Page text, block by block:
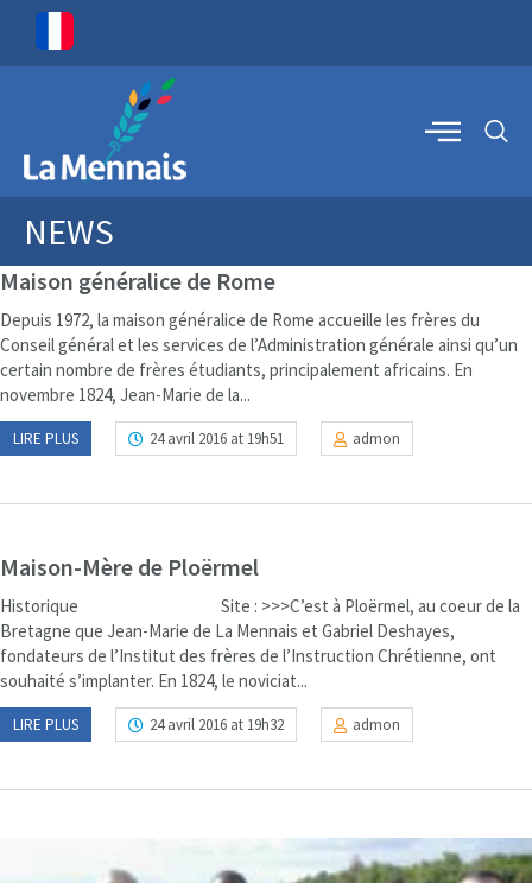
NEWS
Maison généralice de Rome
Depuis 1972, la maison généralice de Rome accueille les frères du
Conseil général et les services de l’Administration générale ainsi qu’un
certain nombre de frères étudiants, principalement africains. En
novembre 1824, Jean-Marie de la...
LIRE PLUS 24 avril 2016 at 19h51 admon
Maison-Mère de Ploërmel
Historique Site : >>>C’est à Ploërmel, au coeur de la
Bretagne que Jean-Marie de La Mennais et Gabriel Deshayes,
fondateurs de l’Institut des frères de l’Instruction Chrétienne, ont
souhaité s’implanter. En 1824, le noviciat...
LIRE PLUS 24 avril 2016 at 19h32 admon